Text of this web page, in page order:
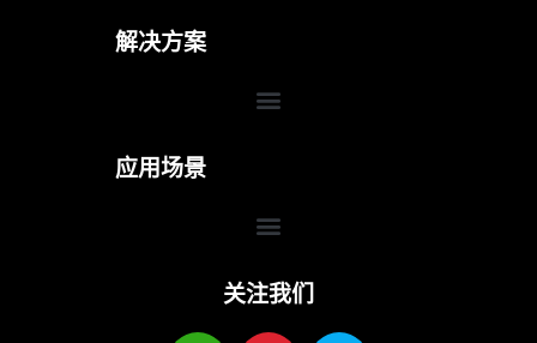
解决方案
Menu
应用场景
Menu
关注我们